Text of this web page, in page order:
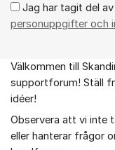
Jag har tagit del av
personuppgifter och
Om forumet
Välkommen till
supportforum! Ställ
idéer!
Observera att vi inte
eller hanterar frågor